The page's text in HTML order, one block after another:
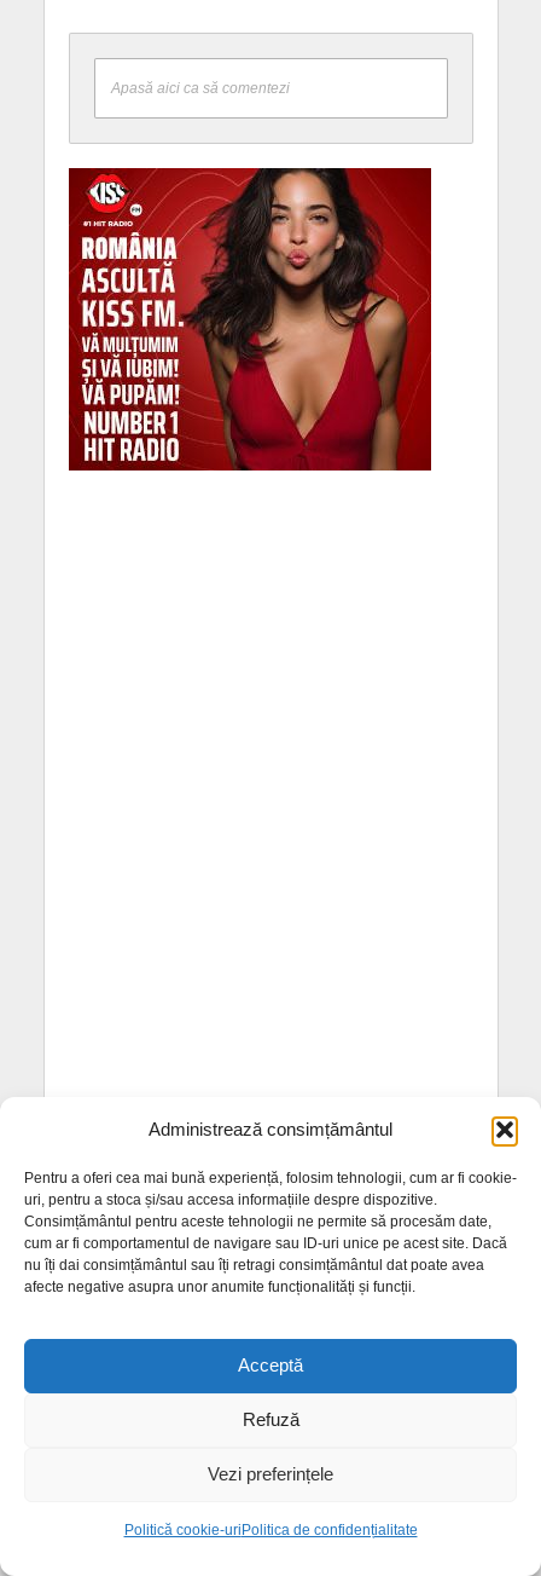
Administrează consimțământul
Pentru a oferi cea mai bună experiență, folosim tehnologii, cum ar fi cookie-
uri, pentru a stoca și/sau accesa informațiile despre dispozitive.
Consimțământul pentru aceste tehnologii ne permite să procesăm date,
cum ar fi comportamentul de navigare sau ID-uri unice pe acest site. Dacă
nu îți dai consimțământul sau îți retragi consimțământul dat poate avea
afecte negative asupra unor anumite funcționalități și funcții.
Acceptă
Refuză
Vezi preferințele
Politică cookie-uriPolitica de confidențialitate
Apasă aici ca să comentezi
COMENTARII RECENTE
PostaciOcazionallaBistricioarei se vrea a fi noua
poartă de intrare în centrul istoric al Bistriței
Industriei. Există riscul de noi avarii
Balan Marius -Horea- ecologist la
plânge pe strada Dornei. Situația care îl revoltă pe